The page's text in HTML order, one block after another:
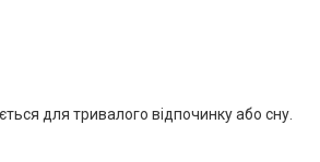
для тривалого відпочинку або сну.